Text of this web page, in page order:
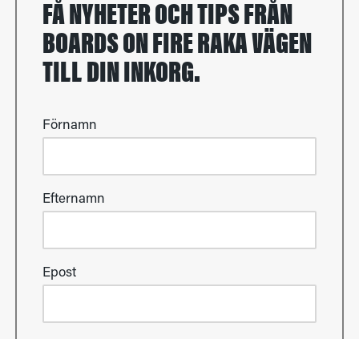
FÅ NYHETER OCH TIPS FRÅN
BOARDS ON FIRE RAKA VÄGEN
TILL DIN INKORG.
Förnamn
Efternamn
Epost